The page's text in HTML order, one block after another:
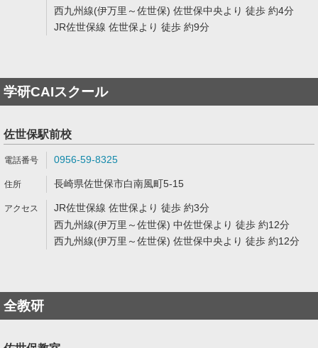
西九州線(伊万里～佐世保) 佐世保中央より 徒歩 約4分
JR佐世保線 佐世保より 徒歩 約9分
学研CAIスクール
佐世保駅前校
0956-59-8325
長崎県佐世保市白南風町5-15
JR佐世保線 佐世保より 徒歩 約3分
西九州線(伊万里～佐世保) 中佐世保より 徒歩 約12分
西九州線(伊万里～佐世保) 佐世保中央より 徒歩 約12分
全教研